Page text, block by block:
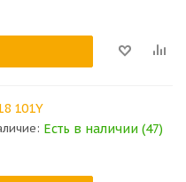
101Y
Есть в наличии (47)